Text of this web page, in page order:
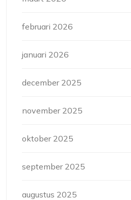
februari 2026
januari 2026
december 2025
november 2025
oktober 2025
september 2025
augustus 2025